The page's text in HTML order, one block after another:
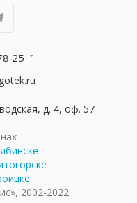
25
д. 4, оф. 57
2002-2022